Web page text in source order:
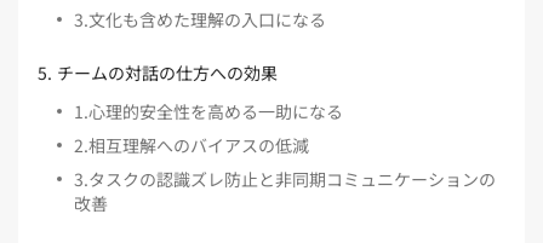
3.文化も含めた理解の入口になる
5. チームの対話の仕方への効果
1.心理的安全性を高める一助になる
2.相互理解へのバイアスの低減
3.タスクの認識ズレ防止と非同期コミュニケーションの
改善